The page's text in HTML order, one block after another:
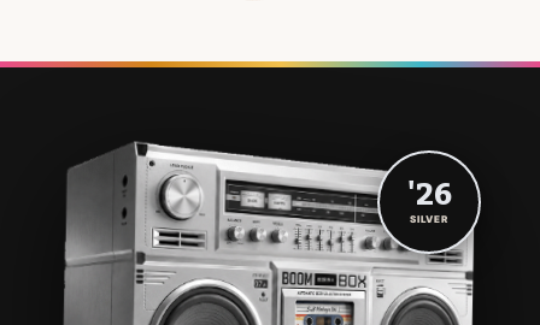
'26
SILVER